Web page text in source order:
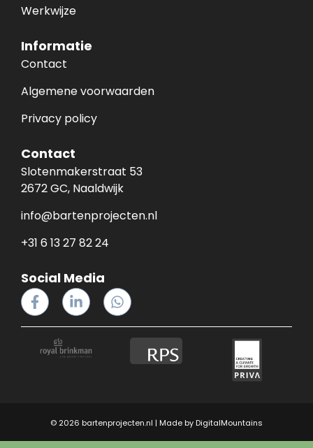
Werkwijze
Informatie
Contact
Algemene voorwaarden
Privacy policy
Contact
Slotenmakerstraat 53
2672 GC, Naaldwijk
info@bartenprojecten.nl
+31 6 13 27 82 24
Social Media
© 2026 bartenprojecten.nl | Made by DigitalMountains